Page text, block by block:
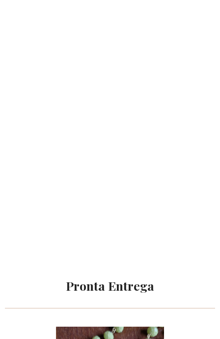
Pronta Entrega